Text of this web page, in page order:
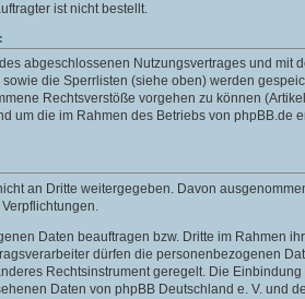
ist nicht bestellt.
abgeschlossenen Nutzungsvertrages und mit
die Sperrlisten (siehe oben) werden
Rechtsverstöße vorgehen zu können
die im Rahmen des Betriebs von phpBB.de
an Dritte weitergegeben. Davon
Daten beauftragen bzw. Dritte im Rahmen
dürfen die personenbezogenen
Rechtsinstrument geregelt. Die
Daten von phpBB Deutschland e. V. und